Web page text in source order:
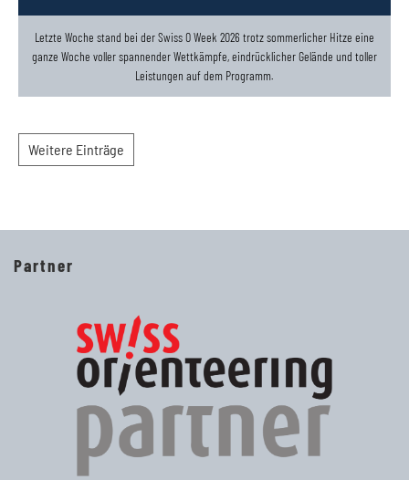
Letzte Woche stand bei der Swiss O Week 2026 trotz sommerlicher Hitze eine
ganze Woche voller spannender Wettkämpfe, eindrücklicher Gelände und toller
Leistungen auf dem Programm.
Weitere Einträge
Partner